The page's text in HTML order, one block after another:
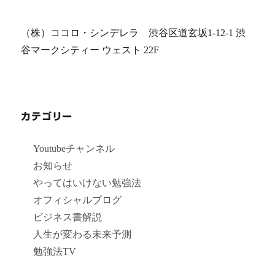
ン
（株）ココロ・シンデレラ 渋谷区道玄坂1-12-1 渋
谷マークシティー ウェスト 22F
カテゴリー
Youtubeチャンネル
お知らせ
やってはいけない勉強法
オフィシャルブログ
ビジネス書解説
人生が変わる未来予測
勉強法TV